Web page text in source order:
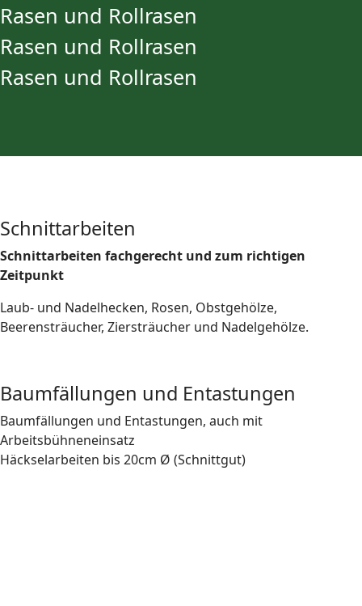
Rasen und Rollrasen
Rasen und Rollrasen
Rasen und Rollrasen
Schnittarbeiten
Schnittarbeiten fachgerecht und zum richtigen
Zeitpunkt
Laub- und Nadelhecken, Rosen, Obstgehölze,
Beerensträucher, Ziersträucher und Nadelgehölze.
Baumfällungen und Entastungen
Baumfällungen und Entastungen, auch mit
Arbeitsbühneneinsatz
Häckselarbeiten bis 20cm Ø (Schnittgut)